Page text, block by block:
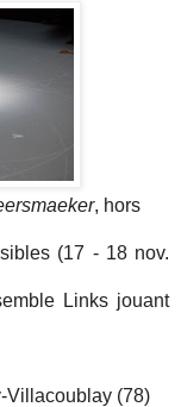
, hors
(17 - 18 nov.
Links jouant
(78)